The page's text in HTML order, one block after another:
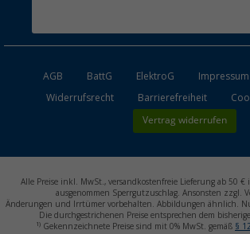
AGB BattG ElektroG Impressum
Widerrufsrecht
Barrierefreiheit
Vertrag widerrufen
Alle Preise inkl. MwSt., versandkostenfreie Lieferung ab 50
ausgenommen Sperrgutzuschlag. Ansonsten zzgl.
Änderungen und Irrtümer vorbehalten. Abbildungen ähnlich.
Die durchgestrichenen Preise entsprechen dem
1) Gekennzeichnete Preise sind mit 0% MwSt. gemäß §